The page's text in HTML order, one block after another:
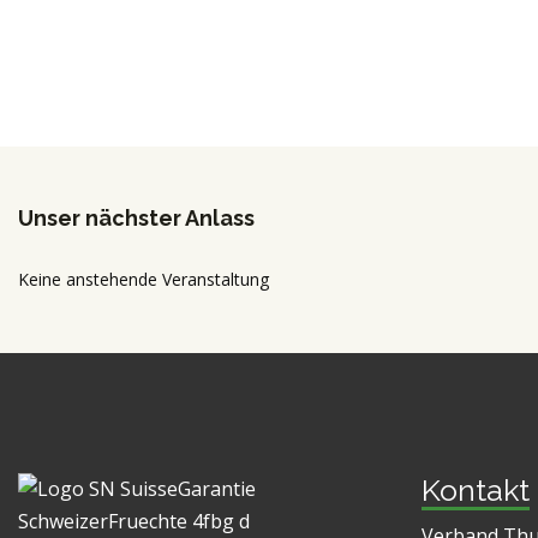
Unser nächster Anlass
Keine anstehende Veranstaltung
Kontakt